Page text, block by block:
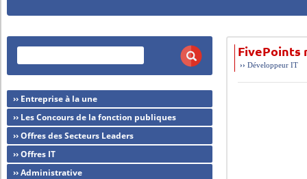
FivePoints
››Développeur IT
›› Entreprise à la une
›› Les Concours de la fonction publiques
›› Offres des Secteurs Leaders
›› Offres IT
›› Administrative